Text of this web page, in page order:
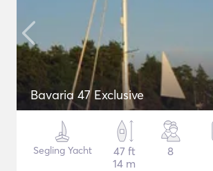
Bavaria 47 Exclusive
Segling Yacht
47 ft
14 m
8